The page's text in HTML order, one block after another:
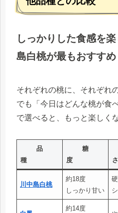
しっかりした食感を
島白桃が最もおすすめ
それぞれの桃に、それぞれ
でも「今日はどんな桃が食
で選べると、もっと楽しく
品
種
糖
度
川中島白桃
約18度
しっかり甘い
約14度